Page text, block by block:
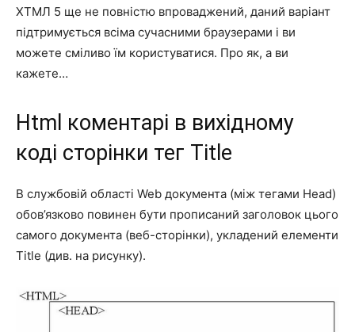
ХТМЛ 5 ще не повністю впроваджений, даний варіант
підтримується всіма сучасними браузерами і ви
можете сміливо їм користуватися. Про як, а ви
кажете…
Html коментарі в вихідному
коді сторінки тег Title
В службовій області Web документа (між тегами Head)
обов’язково повинен бути прописаний заголовок цього
самого документа (веб-сторінки), укладений елементи
Title (див. на рисунку).